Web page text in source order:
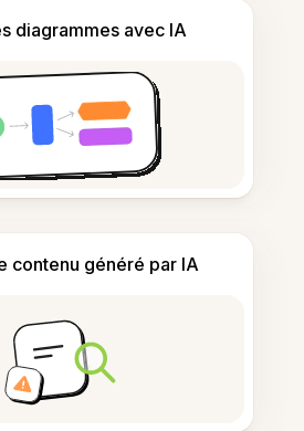
diagrammes avec IA
contenu généré par IA